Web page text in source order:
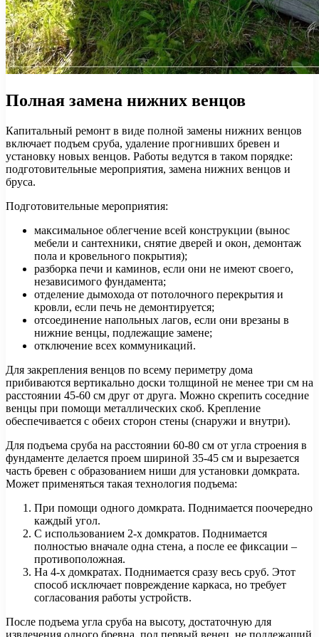
Полная замена нижних венцов
Капитальный ремонт в виде полной замены нижних венцов
включает подъем сруба, удаление прогнивших бревен и
установку новых венцов. Работы ведутся в таком порядке:
подготовительные мероприятия, замена нижних венцов и
бруса.
Подготовительные мероприятия:
максимальное облегчение всей конструкции (вынос
мебели и сантехники, снятие дверей и окон, демонтаж
пола и кровельного покрытия);
разборка печи и каминов, если они не имеют своего,
независимого фундамента;
отделение дымохода от потолочного перекрытия и
кровли, если печь не демонтируется;
отсоединение напольных лагов, если они врезаны в
нижние венцы, подлежащие замене;
отключение всех коммуникаций.
Для закрепления венцов по всему периметру дома
прибиваются вертикально доски толщиной не менее три см на
расстоянии 45-60 см друг от друга. Можно скрепить соседние
венцы при помощи металлических скоб. Крепление
обеспечивается с обеих сторон стены (снаружи и внутри).
Для подъема сруба на расстоянии 60-80 см от угла строения в
фундаменте делается проем шириной 35-45 см и вырезается
часть бревен с образованием ниши для установки домкрата.
Может применяться такая технология подъема:
При помощи одного домкрата. Поднимается поочередно
каждый угол.
С использованием 2-х домкратов. Поднимается
полностью вначале одна стена, а после ее фиксации –
противоположная.
На 4-х домкратах. Поднимается сразу весь сруб. Этот
способ исключает повреждение каркаса, но требует
согласования работы устройств.
После подъема угла сруба на высоту, достаточную для